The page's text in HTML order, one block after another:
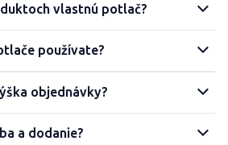
vlastnú potlač?
používate?
objednávky?
a dodanie?